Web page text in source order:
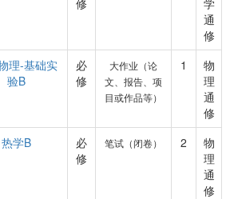
修
学
通
修
理-基础实
验B
必
修
大作业（论
文、报告、项
目或作品等）
1
物
理
通
修
热学B
必
修
笔试（闭卷） 2
物
理
通
修